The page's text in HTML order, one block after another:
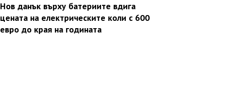
Нов данък върху батериите вдига
цената на електрическите коли с 600
евро до края на годината